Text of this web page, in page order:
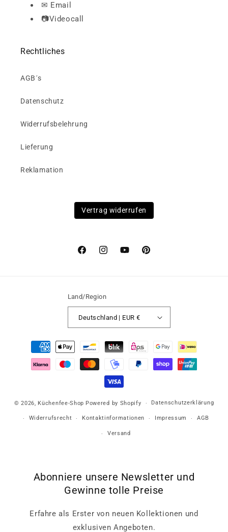
✉ Email
📷Videocall
Rechtliches
AGB´s
Datenschutz
Widerrufsbelehrung
Lieferung
Reklamation
Vertrag widerrufen
FacebookInstagramYouTubePinterest
Land/Region
Deutschland | EUR €
Zahlungsmethoden
© 2026, Küchenfee-Shop Powered by Shopify Datenschutzerklärung
Widerrufsrecht Kontaktinformationen Impressum AGB
Versand
Abonniere unsere Newsletter und
Gewinne tolle Preise
Erfahre als Erster von neuen Kollektionen und
exklusiven Angeboten.